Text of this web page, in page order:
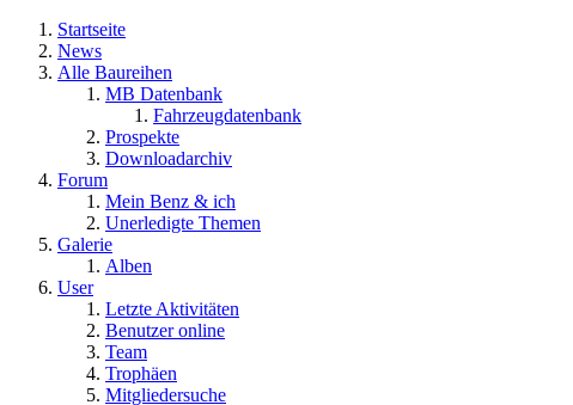
Startseite
News
Alle Baureihen
MB Datenbank
Fahrzeugdatenbank
Prospekte
Downloadarchiv
Forum
Mein Benz & ich
Unerledigte Themen
Galerie
Alben
User
Letzte Aktivitäten
Benutzer online
Team
Trophäen
Mitgliedersuche